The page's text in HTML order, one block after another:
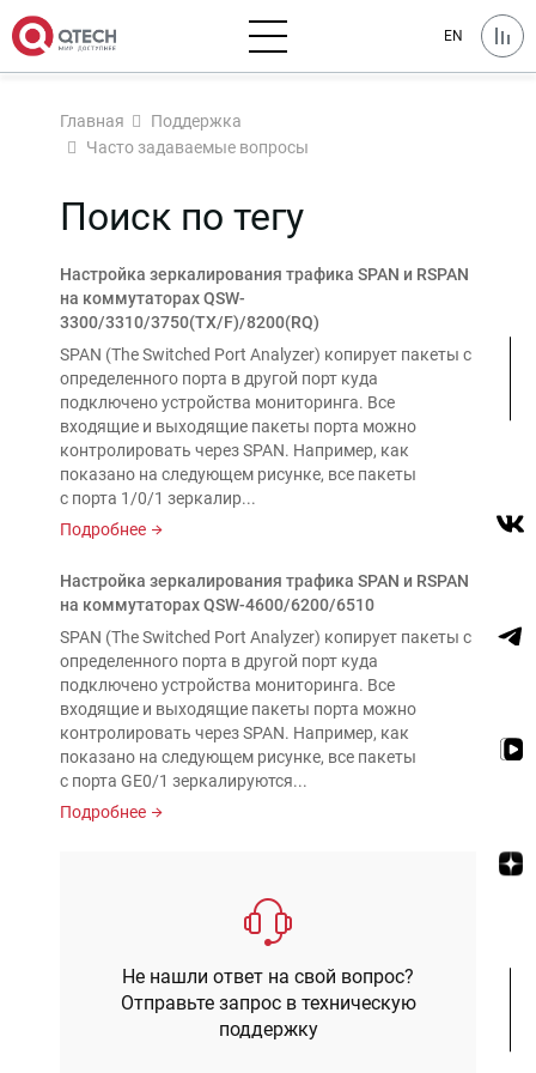
EN
Главная
Поддержка
Часто задаваемые вопросы
Поиск по тегу
Настройка зеркалирования трафика SPAN и RSPAN
на коммутаторах QSW-
3300/3310/3750(TX/F)/8200(RQ)
SPAN (The Switched Port Analyzer) копирует пакеты с
определенного порта в другой порт куда
подключено устройства мониторинга. Все
входящие и выходящие пакеты порта можно
контролировать через SPAN. Например, как
показано на следующем рисунке, все пакеты
с порта 1/0/1 зеркалир...
Подробнее
Настройка зеркалирования трафика SPAN и RSPAN
на коммутаторах QSW-4600/6200/6510
SPAN (The Switched Port Analyzer) копирует пакеты с
определенного порта в другой порт куда
подключено устройства мониторинга. Все
входящие и выходящие пакеты порта можно
контролировать через SPAN. Например, как
показано на следующем рисунке, все пакеты
с порта GE0/1 зеркалируются...
Подробнее
Не нашли ответ на свой вопрос?
Отправьте запрос в техническую
поддержку